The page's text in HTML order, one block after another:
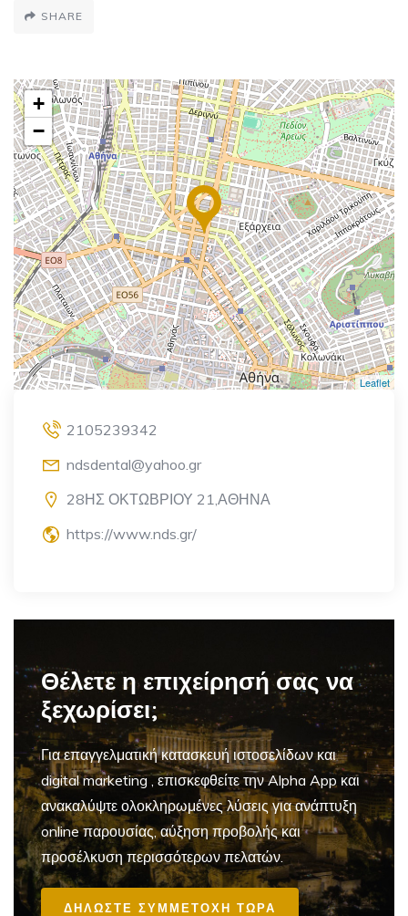
SHARE
+
−
Leaflet
2105239342
ndsdental@yahoo.gr
28ΗΣ ΟΚΤΩΒΡΙΟΥ 21,ΑΘΗΝΑ
https://www.nds.gr/
Θέλετε η επιχείρησή σας να
ξεχωρίσει;
Για επαγγελματικήκατασκευή ιστοσελίδων και
digital marketing, επισκεφθείτε την Alpha App και
ανακαλύψτε ολοκληρωμένες λύσεις για ανάπτυξη
online παρουσίας, αύξηση προβολής και
προσέλκυση περισσότερων πελατών.
ΔΗΛΩΣΤΕ ΣΥΜΜΕΤΟΧΗ ΤΩΡΑ